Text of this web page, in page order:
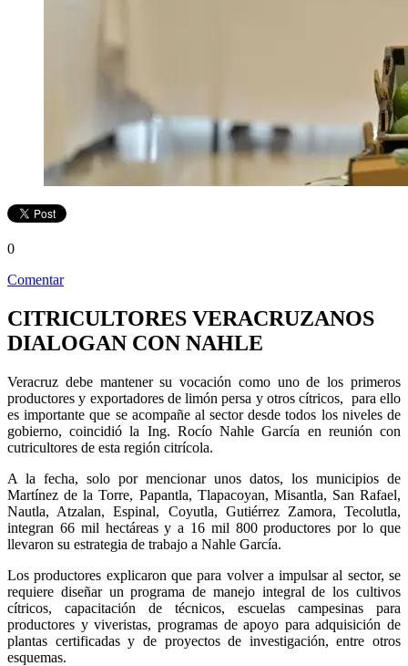
0
Comentar
CITRICULTORES VERACRUZANOS
DIALOGAN CON NAHLE
Veracruz debe mantener su vocación como uno de los primeros
productores y exportadores de limón persa y otros cítricos, para ello
es importante que se acompañe al sector desde todos los niveles de
gobierno, coincidió la Ing. Rocío Nahle García en reunión con
cutricultores de esta región citrícola.
A la fecha, solo por mencionar unos datos, los municipios de
Martínez de la Torre, Papantla, Tlapacoyan, Misantla, San Rafael,
Nautla, Atzalan, Espinal, Coyutla, Gutiérrez Zamora, Tecolutla,
integran 66 mil hectáreas y a 16 mil 800 productores por lo que
llevaron su estrategia de trabajo a Nahle García.
Los productores explicaron que para volver a impulsar al sector, se
requiere diseñar un programa de manejo integral de los cultivos
cítricos, capacitación de técnicos, escuelas campesinas para
productores y viveristas, programas de apoyo para adquisición de
plantas certificadas y de proyectos de investigación, entre otros
esquemas.